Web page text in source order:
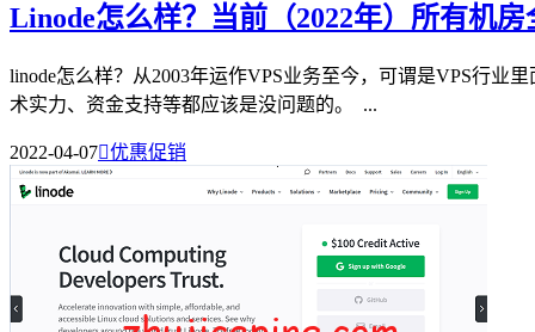
Linode怎么样？当前（2022年）所有机
linode怎么样？从2003年运作VPS业务至今，可谓是VPS行业
术实力、资金支持等都应该是没问题的。 ...
2022-04-07优惠促销